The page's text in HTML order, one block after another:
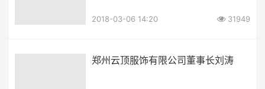
2018-03-06 14:20 31949
郑州云顶服饰有限公司董事长刘涛